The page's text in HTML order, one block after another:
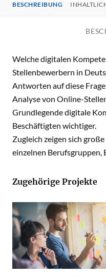
BESCHREIBUNG
Welche digitalen
Stellenbewerbern in
Antworten auf diese
Analyse von Online-
Grundlegende digitale
Beschäftigten wichtiger.
Zugleich zeigen sich
einzelnen Berufsgruppen,
Zugehörige Projekte